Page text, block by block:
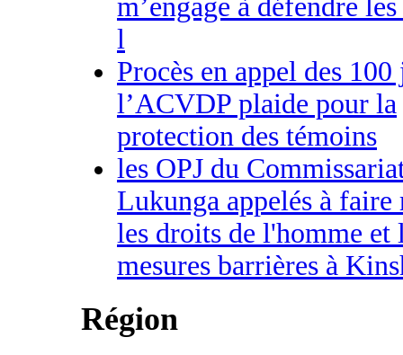
m’engage à défendre
l
Procès en appel des
l’ACVDP plaide pour la
protection des témoins
les OPJ du
Lukunga appelés à faire
les droits de l'homme et
mesures barrières à
Région